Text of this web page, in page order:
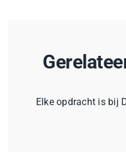
Elke opdracht is bij